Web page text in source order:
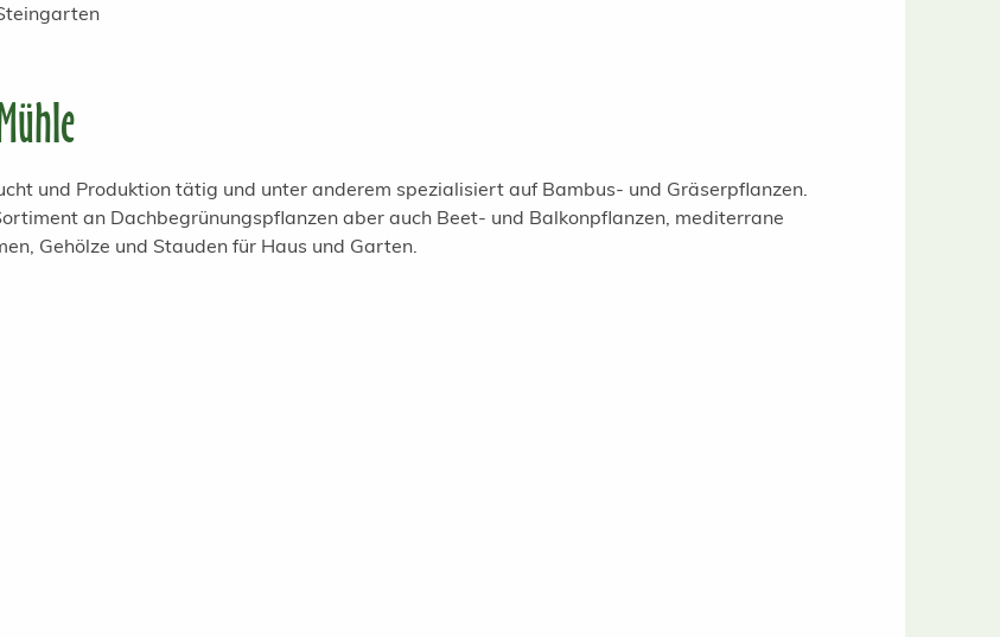
und Produktion tätig und unter anderem spezialisiert auf Bambus- und Gräserpflanzen.
an Dachbegrünungspflanzen aber auch Beet- und Balkonpflanzen, mediterrane
Gehölze und Stauden für Haus und Garten.